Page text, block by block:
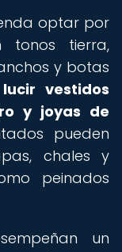
optar por
tierra,
y botas
vestidos
y joyas de
pueden
chales y
peinados
un